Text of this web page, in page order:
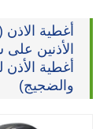
أغطية الاذن
الأذنين
أغطية
والضجيج)